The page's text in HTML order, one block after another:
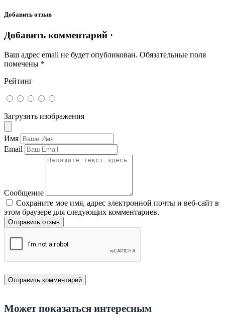
Добавить отзыв
Добавить комментарий ·
Ваш адрес email не будет опубликован. Обязательные поля
помечены *
Рейтинг
Загрузить изображения
Имя
Email
Сообщение
Сохраните мое имя, адрес электронной почты и веб-сайт в
этом браузере для следующих комментариев.
Отправить отзыв
Может показаться интересным